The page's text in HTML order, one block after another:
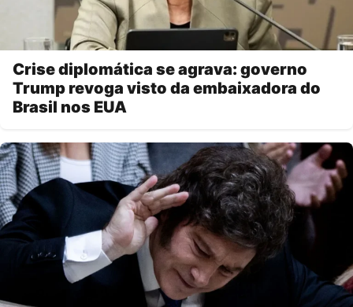
Crise diplomática se agrava: governo
Trump revoga visto da embaixadora do
Brasil nos EUA